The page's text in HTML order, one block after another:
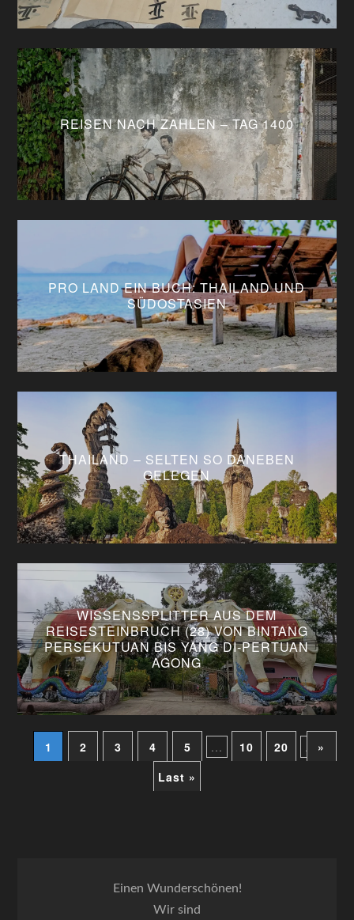
REISEN NACH ZAHLEN – TAG 1400
PRO LAND EIN BUCH: THAILAND UND
SÜDOSTASIEN
THAILAND – SELTEN SO DANEBEN
GELEGEN
WISSENSSPLITTER AUS DEM
REISESTEINBRUCH (28) VON BINTANG
PERSEKUTUAN BIS YANG DI-PERTUAN
AGONG
1 2 3 4 5 ... 10 20 ... »
Last »
Einen Wunderschönen!
Wir sind